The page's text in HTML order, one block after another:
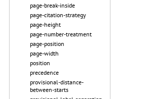
page-break-inside
page-citation-strategy
page-height
page-number-treatment
page-position
page-width
position
precedence
provisional-distance-
between-starts